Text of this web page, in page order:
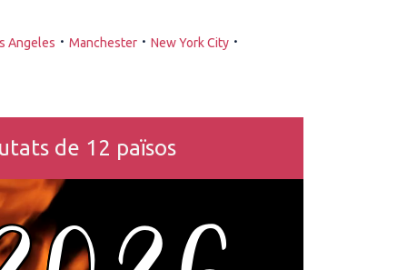
Angeles · Manchester · New York City ·
de 12 països